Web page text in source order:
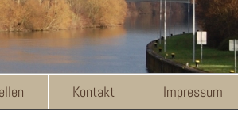
Kontakt Impressum